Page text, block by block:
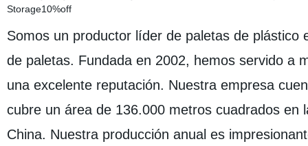
Somos un productor líder de paletas de plástico
de paletas. Fundada en 2002, hemos servido a
una excelente reputación. Nuestra empresa
cubre un área de 136.000 metros cuadrados en
China. Nuestra producción anual es